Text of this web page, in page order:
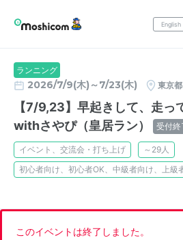
English
ランニング
2026/7/9(木)～7/23(木) 東京都
【7/9,23】早起きして、走っ
withさやぴ（皇居ラン）
受付終
イベント、交流会・打ち上げ
～29人
初心者向け、初心者OK、中級者向け、上級
このイベントは終了しました。